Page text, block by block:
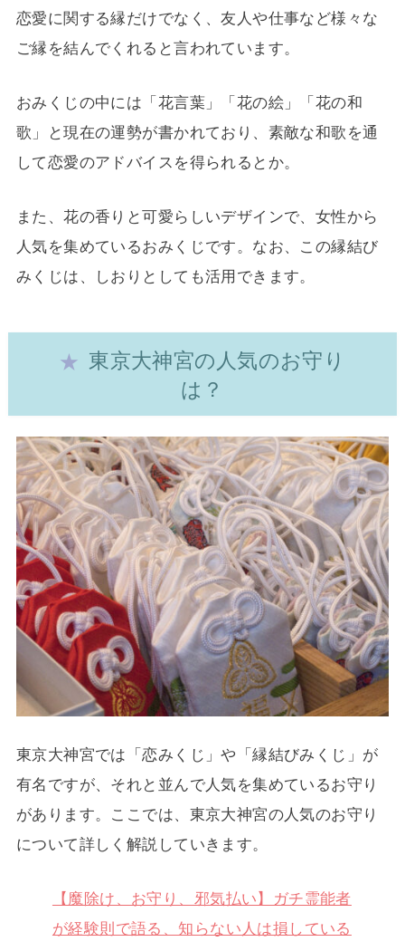
恋愛に関する縁だけでなく、友人や仕事など様々な
ご縁を結んでくれると言われています。
おみくじの中には「花言葉」「花の絵」「花の和
歌」と現在の運勢が書かれており、素敵な和歌を通
して恋愛のアドバイスを得られるとか。
また、花の香りと可愛らしいデザインで、女性から
人気を集めているおみくじです。なお、この縁結び
みくじは、しおりとしても活用できます。
東京大神宮の人気のお守り
は？
東京大神宮では「恋みくじ」や「縁結びみくじ」が
有名ですが、それと並んで人気を集めているお守り
があります。ここでは、東京大神宮の人気のお守り
について詳しく解説していきます。
【魔除け、お守り、邪気払い】ガチ霊能者
が経験則で語る、知らない人は損している